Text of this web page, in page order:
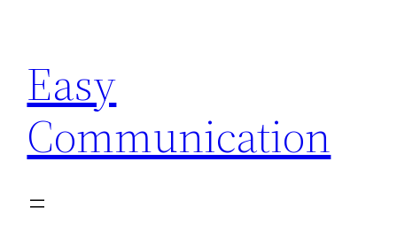
contenu
Easy
Communication